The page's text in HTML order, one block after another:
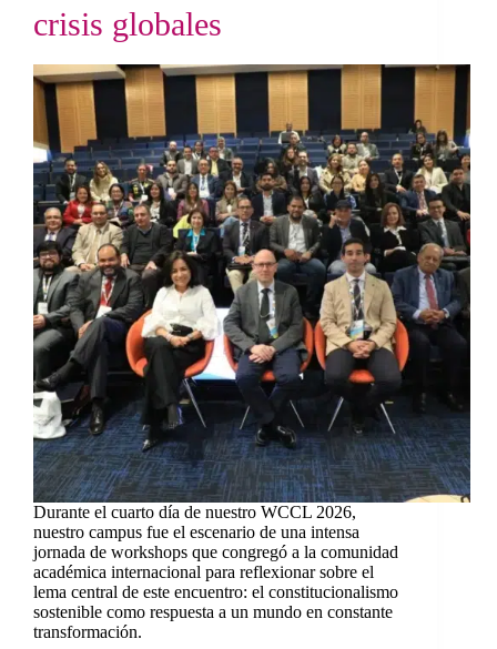
crisis globales
Durante el cuarto día de nuestro WCCL 2026,
nuestro campus fue el escenario de una intensa
jornada de workshops que congregó a la comunidad
académica internacional para reflexionar sobre el
lema central de este encuentro: el constitucionalismo
sostenible como respuesta a un mundo en constante
transformación.